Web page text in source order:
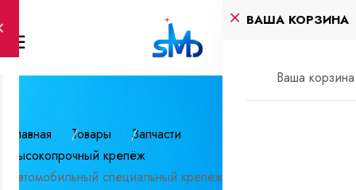
ВАША КОРЗИНА
Ваша корзина
Главная Товары
Запчасти
Высокопрочный крепёж
Автомобильный специальный крепеж